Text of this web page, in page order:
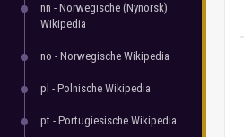
nn - Norwegische (Nynorsk)
Wikipedia
no - Norwegische Wikipedia
pl - Polnische Wikipedia
pt - Portugiesische Wikipedia